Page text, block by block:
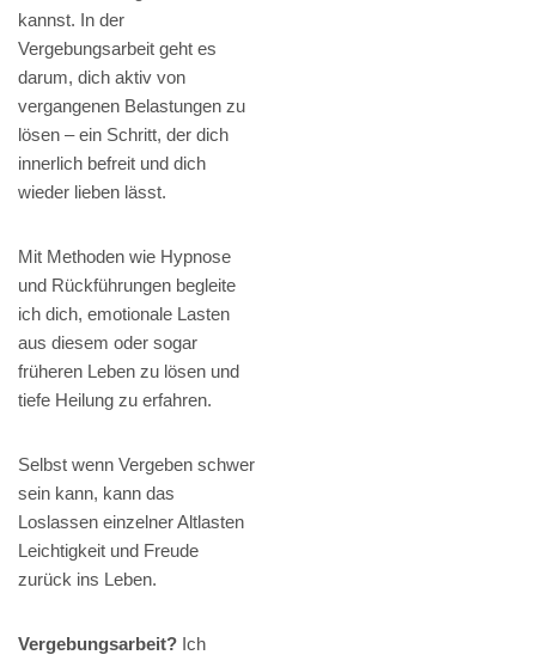
kannst. In der
Vergebungsarbeit geht es
darum, dich aktiv von
vergangenen Belastungen zu
lösen – ein Schritt, der dich
innerlich befreit und dich
wieder lieben lässt.
Mit Methoden wie Hypnose
und Rückführungen begleite
ich dich, emotionale Lasten
aus diesem oder sogar
früheren Leben zu lösen und
tiefe Heilung zu erfahren.
Selbst wenn Vergeben schwer
sein kann, kann das
Loslassen einzelner Altlasten
Leichtigkeit und Freude
zurück ins Leben.
Vergebungsarbeit? Ich